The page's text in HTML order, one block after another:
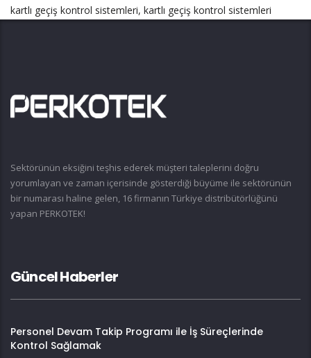
kartlı geçiş kontrol sistemleri, kartlı geçiş kontrol sistemleri
Sektörünün eksiğini teşhis ederek müşteri taleplerini doğru
yorumlayan ve zaman içerisinde gösterdiği büyüme ile sektörünün
bir numarası haline gelen, 16 firmanın Türkiye distribütörlüğünü
yapan PERKOTEK!
Güncel Haberler
Personel Devam Takip Programı ile İş Süreçlerinde
Kontrol Sağlamak